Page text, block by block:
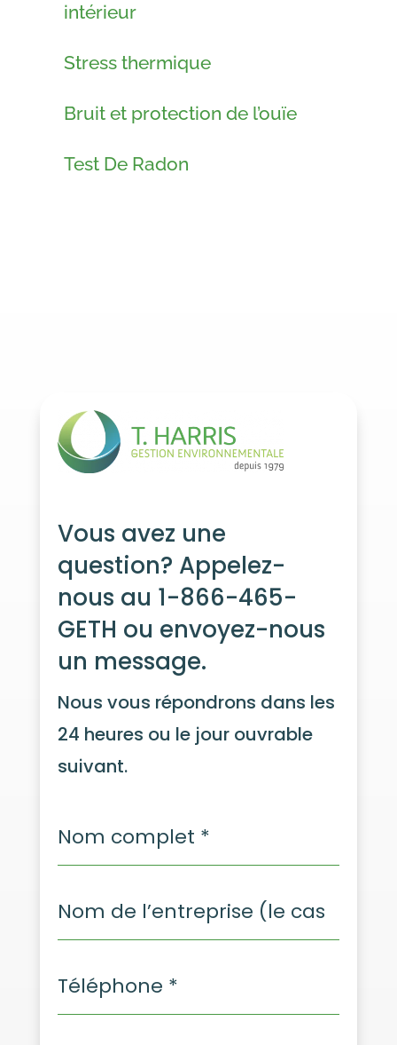
intérieur
Stress thermique
Bruit et protection de l’ouïe
Test De Radon
Vous avez une
question? Appelez-
nous au 1-866-465-
GETH ou envoyez-nous
un message.
Nous vous répondrons dans les
24 heures ou le jour ouvrable
suivant.